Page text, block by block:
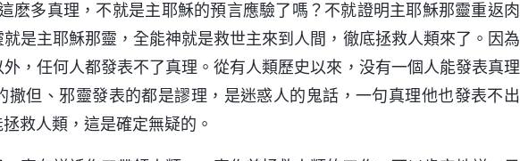
麽多真理，不就是主耶穌的預言應驗了嗎？不就證明主耶穌那靈重返肉
是主耶穌那靈，全能神就是救世主來到人間，徹底拯救人類來了。因為
，任何人都發表不了真理。從有人類歷史以來，没有一個人能發表真理
撒但、邪靈發表的都是謬理，是迷惑人的鬼話，一句真理他也發表不出
救人類，這是確定無疑的。